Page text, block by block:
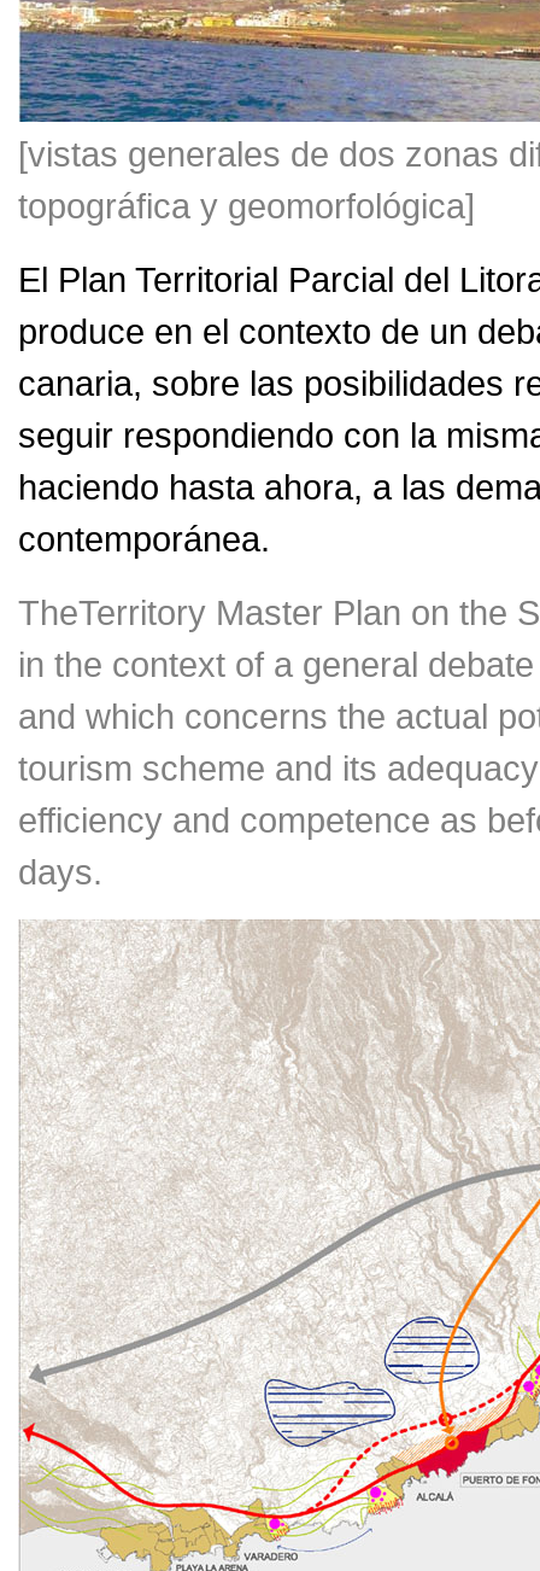
[vistas generales de dos zonas
topográfica y geomorfológica]
El Plan Territorial Parcial del
produce en el contexto de un
canaria, sobre las posibilidades
seguir respondiendo con la
haciendo hasta ahora, a las
contemporánea.
TheTerritory Master Plan on the
in the context of a general
and which concerns the actual
tourism scheme and its
efficiency and competence as
days.